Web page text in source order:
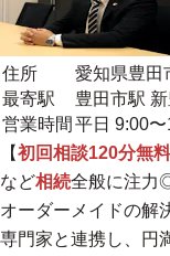
住所
愛知県豊田
最寄駅
豊田市駅
営業時間 平日 9:00
【初回相談120分無料
など相続全般に注力
オーダーメイドの解
専門家と連携し、円